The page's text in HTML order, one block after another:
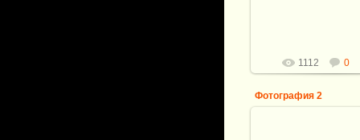
1112 0
Фотография 2